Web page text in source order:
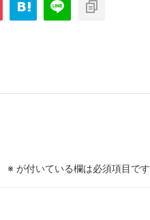
※ が付いている欄は必須項目です